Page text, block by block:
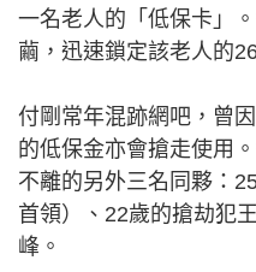
一名老人的「低保卡」
繭，迅速鎖定該老人的
付剛常年混跡網吧，曾
的低保金亦會搶走使用
不離的另外三名同夥：
首領）、22歲的搶劫犯
峰。